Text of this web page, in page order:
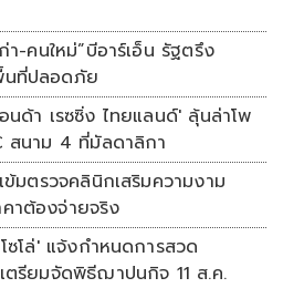
นใหม่”บีอาร์เอ็น รัฐตรึง
นที่ปลอดภัย
ด้า เรซซิ่ง ไทยแลนด์' ลุ้นล่าโพ
สนาม 4 ที่มัลดาลิกา
ข้มตรวจคลินิกเสริมความงาม
าต้องจ่ายจริง
โล่' แจ้งกำหนดการสวด
ตรียมจัดพิธีฌาปนกิจ 11 ส.ค.